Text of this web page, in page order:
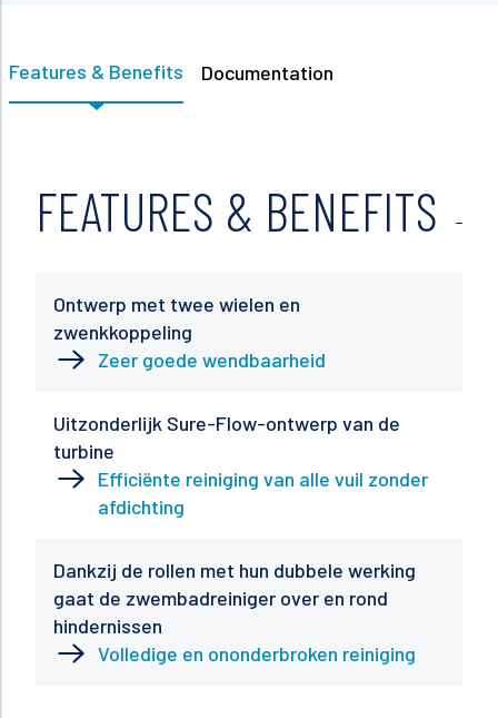
Features & Benefits Documentation
FEATURES & BENEFITS
Ontwerp met twee wielen en
zwenkkoppeling
Zeer goede wendbaarheid
Uitzonderlijk Sure-Flow-ontwerp van de
turbine
Efficiënte reiniging van alle vuil zonder
afdichting
Dankzij de rollen met hun dubbele werking
gaat de zwembadreiniger over en rond
hindernissen
Volledige en ononderbroken reiniging